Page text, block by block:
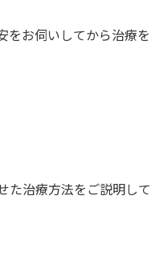
をお伺いしてから治療を
た治療方法をご説明して